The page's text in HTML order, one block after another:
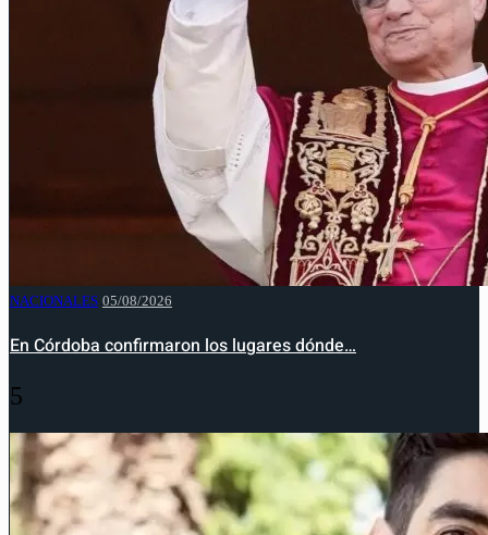
NACIONALES 05/08/2026
En Córdoba confirmaron los lugares dónde…
5